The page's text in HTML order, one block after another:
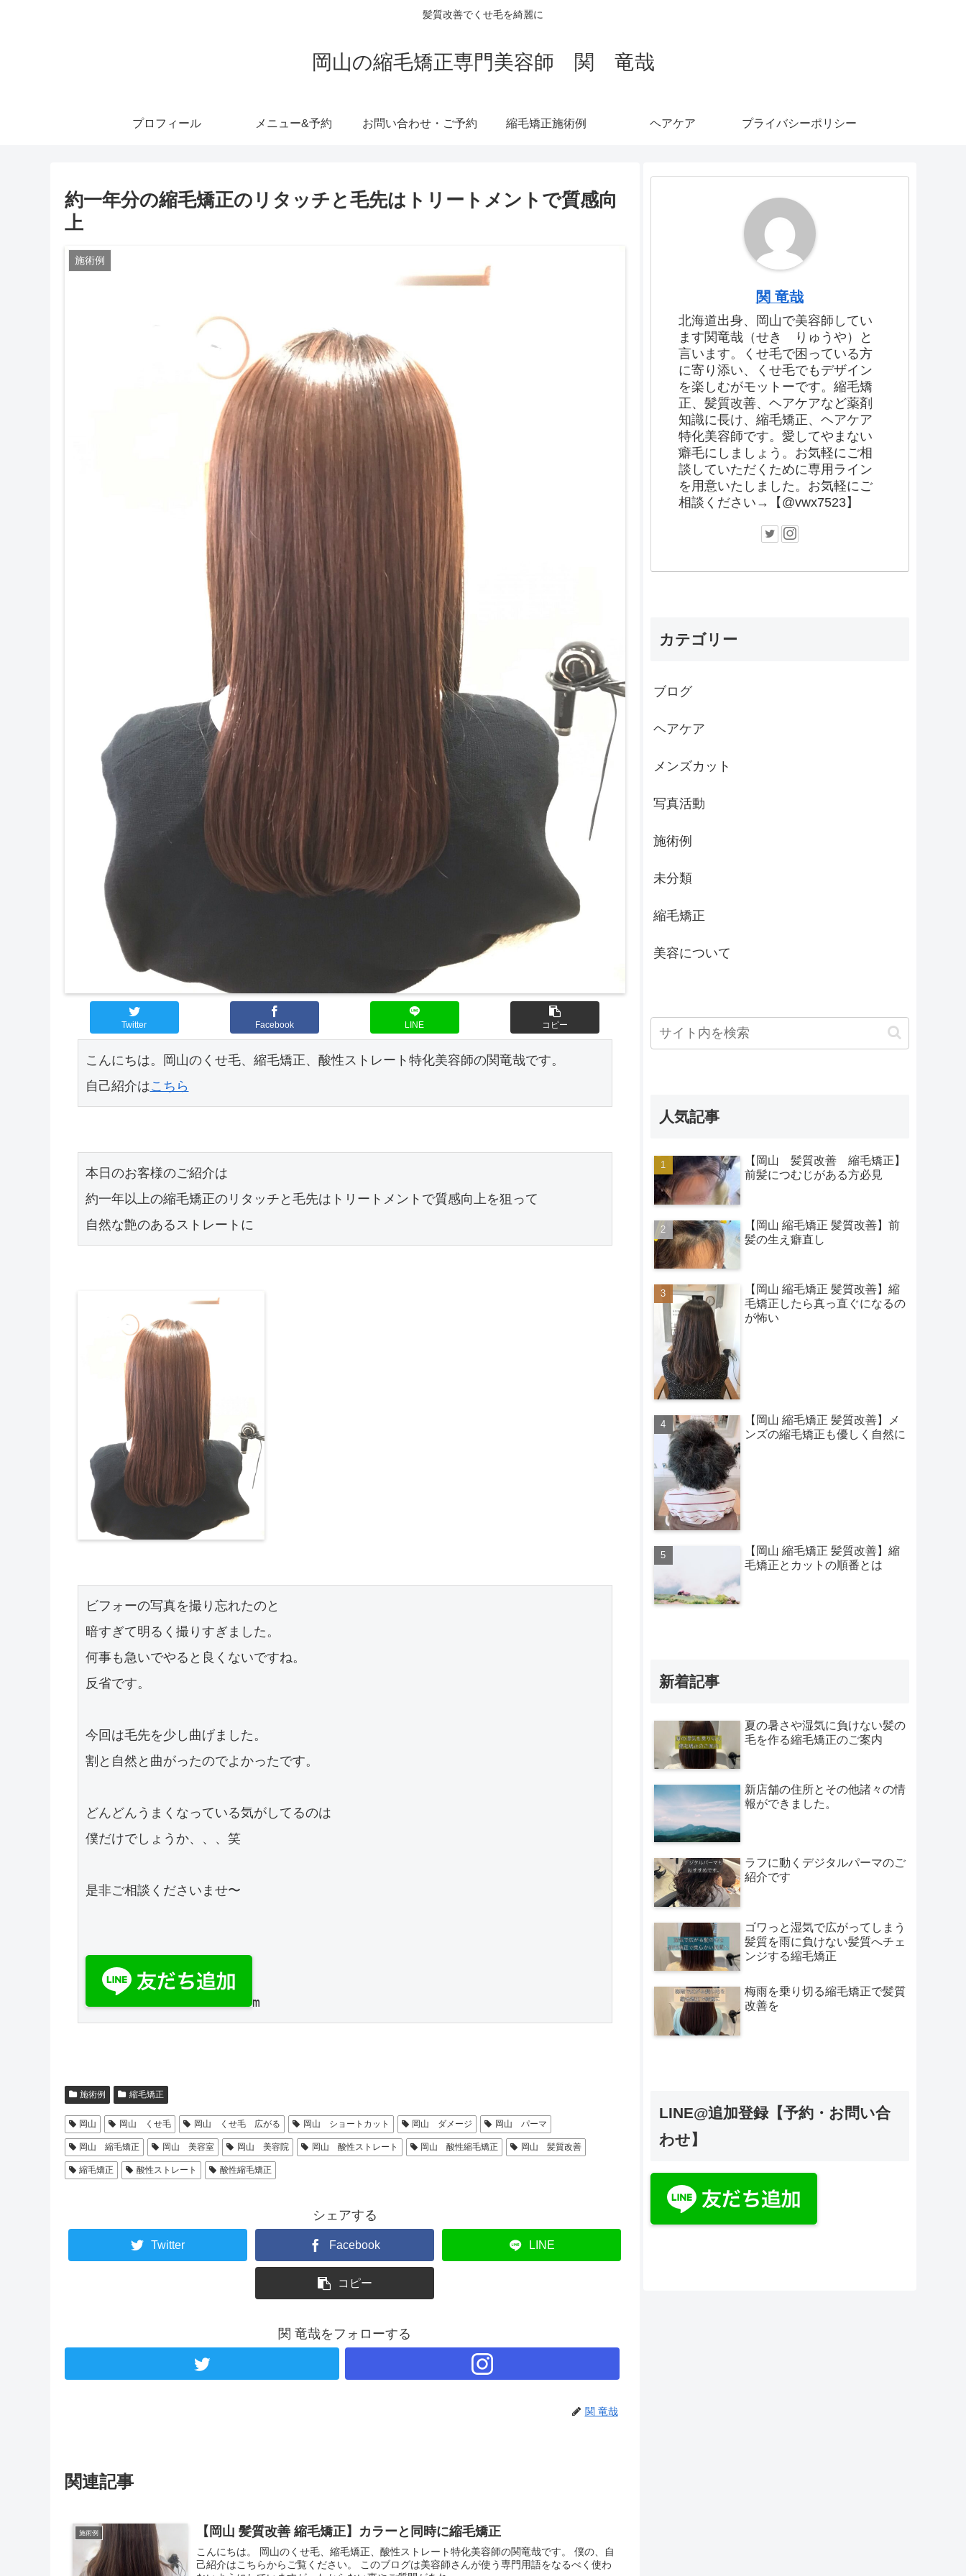
髪質改善でくせ毛を綺麗に
岡山の縮毛矯正専門美容師 関 竜哉
プロフィール メニュー&予約 お問い合わせ・ご予約 縮毛矯正施術例 ヘアケア プライバシーポリシー
約一年分の縮毛矯正のリタッチと毛先はトリートメントで質感向
上
施術例
Twitter Facebook LINE コピー
こんにちは。岡山のくせ毛、縮毛矯正、酸性ストレート特化美容師の関竜哉です。
自己紹介はこちら
本日のお客様のご紹介は
約一年以上の縮毛矯正のリタッチと毛先はトリートメントで質感向上を狙って
自然な艶のあるストレートに
ビフォーの写真を撮り忘れたのと
暗すぎて明るく撮りすぎました。
何事も急いでやると良くないですね。
反省です。
今回は毛先を少し曲げました。
割と自然と曲がったのでよかったです。
どんどんうまくなっている気がしてるのは
僕だけでしょうか、、、笑
是非ご相談くださいませ〜
施術例 縮毛矯正
岡山 岡山 くせ毛 岡山 くせ毛 広がる 岡山 ショートカット 岡山 ダメージ 岡山 パーマ
岡山 縮毛矯正 岡山 美容室 岡山 美容院 岡山 酸性ストレート 岡山 酸性縮毛矯正 岡山 髪質改善
縮毛矯正 酸性ストレート 酸性縮毛矯正
シェアする
Twitter Facebook LINE
コピー
関 竜哉をフォローする
関 竜哉
関連記事
施術例 【岡山 髪質改善 縮毛矯正】カラーと同時に縮毛矯正
こんにちは。 岡山のくせ毛、縮毛矯正、酸性ストレート特化美容師の関竜哉です。 僕の、自
己紹介はこちらからご覧ください。 このブログは美容師さんが使う専門用語をなるべく使わ
関 竜哉
北海道出身、岡山で美容師してい
ます関竜哉（せき りゅうや）と
言います。くせ毛で困っている方
に寄り添い、くせ毛でもデザイン
を楽しむがモットーです。縮毛矯
正、髪質改善、ヘアケアなど薬剤
知識に長け、縮毛矯正、ヘアケア
特化美容師です。愛してやまない
癖毛にしましょう。お気軽にご相
談していただくために専用ライン
を用意いたしました。お気軽にご
相談ください→【@vwx7523】
カテゴリー
ブログ
ヘアケア
メンズカット
写真活動
施術例
未分類
縮毛矯正
美容について
人気記事
【岡山 髪質改善 縮毛矯正】
前髪につむじがある方必見
【岡山 縮毛矯正 髪質改善】前
髪の生え癖直し
【岡山 縮毛矯正 髪質改善】縮
毛矯正したら真っ直ぐになるの
が怖い
【岡山 縮毛矯正 髪質改善】メ
ンズの縮毛矯正も優しく自然に
【岡山 縮毛矯正 髪質改善】縮
毛矯正とカットの順番とは
新着記事
夏の暑さや湿気に負けない髪の
毛を作る縮毛矯正のご案内
新店舗の住所とその他諸々の情
報ができました。
ラフに動くデジタルパーマのご
紹介です
ゴワっと湿気で広がってしまう
髪質を雨に負けない髪質へチェ
ンジする縮毛矯正
梅雨を乗り切る縮毛矯正で髪質
改善を
LINE@追加登録【予約・お問い合
わせ】